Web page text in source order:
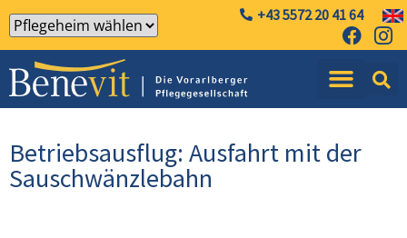
+43 5572 20 41 64
Betriebsausflug: Ausfahrt mit der
Sauschwänzlebahn